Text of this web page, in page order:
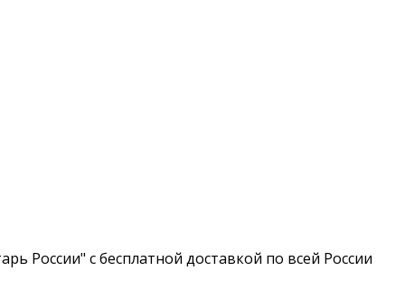
России" с бесплатной доставкой по всей России